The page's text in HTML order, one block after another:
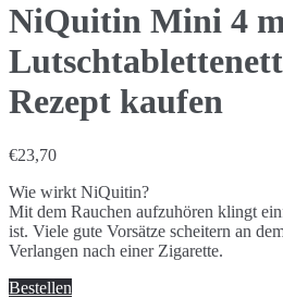
NiQuitin Mini 4
Rezept kaufen
€23,70
Wie wirkt NiQuitin?
Mit dem Rauchen aufzuhören klingt
ist. Viele gute Vorsätze scheitern an
Verlangen nach einer Zigarette.
Bestellen